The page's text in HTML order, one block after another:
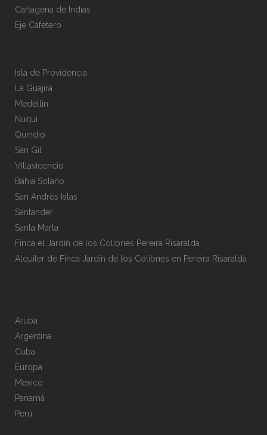
Cartagena de Indias
Eje Cafetero
Isla de Providencia
La Guajira
Medellin
Nuqui
Quindio
San Gil
Villavicencio
Bahia Solano
San Andrés Islas
Santander
Santa Marta
Finca el Jardín de los Colibríes Pereira Risaralda
Alquiler de Finca Jardín de los Colibríes en Pereira Risaralda
Aruba
Argentina
Cuba
Europa
Mexico
Panamá
Perú